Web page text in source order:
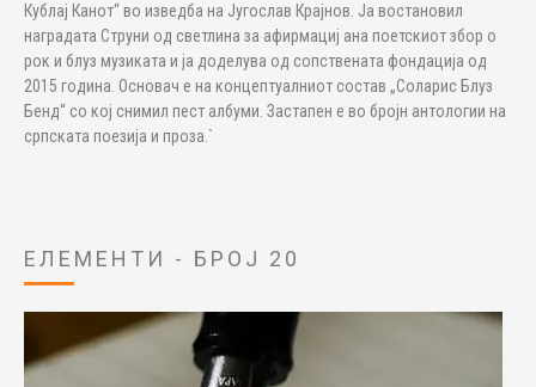
Кублај Канот“ во изведба на Југослав Крајнов. Ја востановил
наградата Струни од светлина за афирмациј ана поетскиот збор о
рок и блуз музиката и ја доделува од сопствената фондација од
2015 година. Основач е на концептуалниот состав „Соларис Блуз
Бенд“ со кој снимил пест албуми. Застапен е во бројн антологии на
српската поезија и проза.`
ЕЛЕМЕНТИ - БРОЈ 20